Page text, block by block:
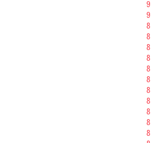
9
9
8
8
8
8
8
8
8
8
8
8
8